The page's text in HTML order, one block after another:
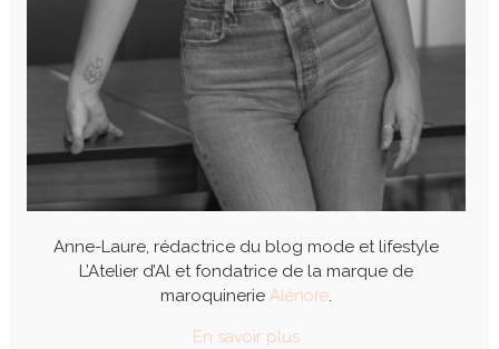
Anne-Laure, rédactrice du blog mode et lifestyle
L’Atelier d’Al et fondatrice de la marque de
maroquinerie Alénore.
En savoir plus